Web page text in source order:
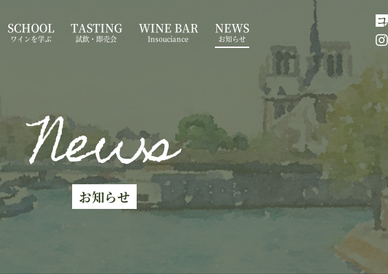
SCHOOL
ワインを学ぶ
TASTING
試飲・即売会
WINE BAR
Insouciance
NEWS
お知らせ
コ
News
お知らせ